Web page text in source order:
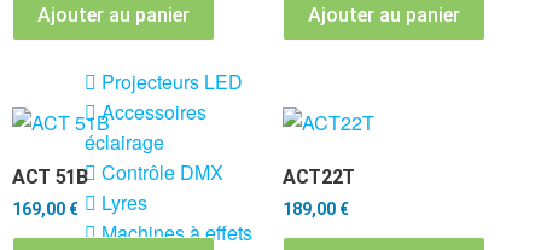
Éclairage
Projecteurs LED
Accessoires
éclairage
Contrôle DMX
Lyres
Machines à effets
Ajouter au panier Ajouter au panier
ACT 51B
169,00 €
ACT22T
189,00 €